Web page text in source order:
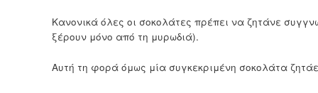
Κανονικά όλες οι σοκολάτες πρέπει να ζητάνε
ξέρουν μόνο από τη μυρωδιά).
Αυτή τη φορά όμως μία συγκεκριμένη σοκολάτα